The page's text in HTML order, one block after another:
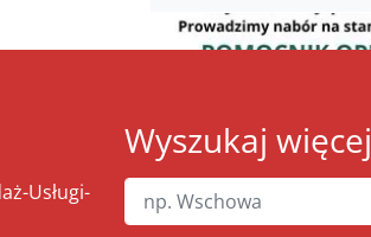
Usługi-
Wyszukaj więcej